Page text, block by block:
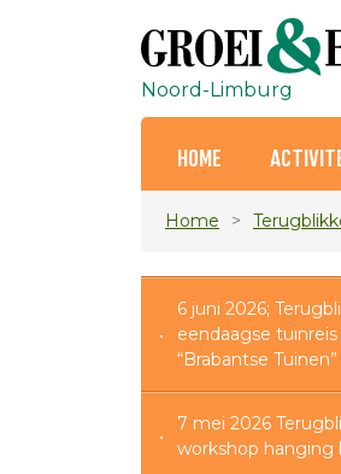
Noord-Limburg
HOME
Home
6 juni 2026;
eendaagse tuinreis
“Brabantse Tuinen”
7 mei 2026
workshop hanging